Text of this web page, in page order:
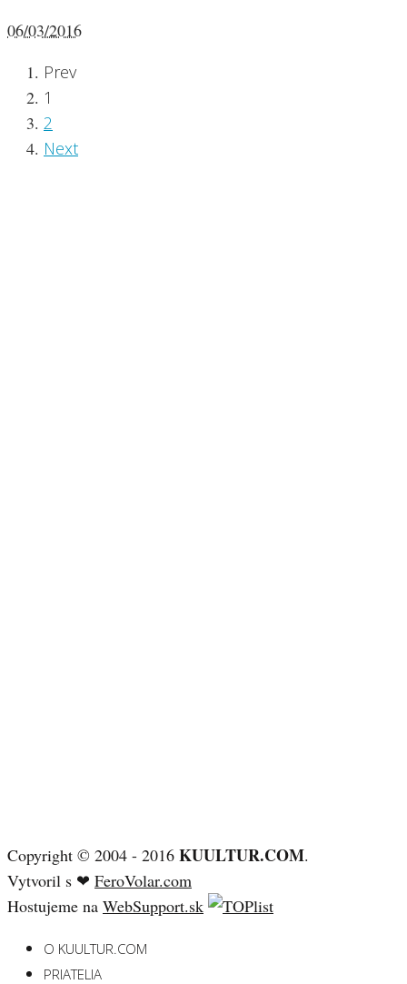
06/03/2016
Prev
1
2
Next
Copyright © 2004 - 2016 KUULTUR.COM.
Vytvoril s ❤ FeroVolar.com
Hostujeme na WebSupport.sk
O KUULTUR.COM
PRIATELIA